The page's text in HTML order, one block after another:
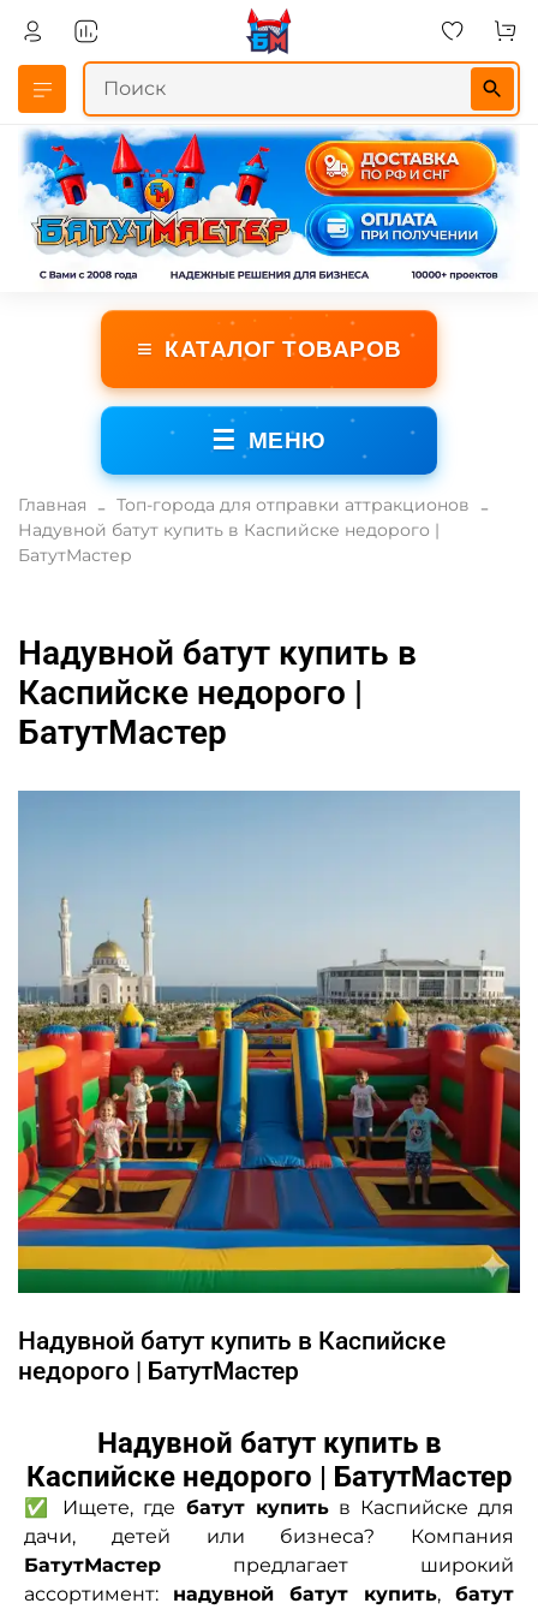
≡ КАТАЛОГ ТОВАРОВ
☰ МЕНЮ
Главная
Топ-города для отправки аттракционов
Надувной батут купить в Каспийске недорого |
БатутМастер
Надувной батут купить в
Каспийске недорого |
БатутМастер
Надувной батут купить в Каспийске
недорого | БатутМастер
Надувной батут купить в
Каспийске недорого | БатутМастер
✅ Ищете, где батут купитьв Каспийске для
дачи, детей или бизнеса? Компания
БатутМастер предлагает широкий
ассортимент: надувной батут купить, батут